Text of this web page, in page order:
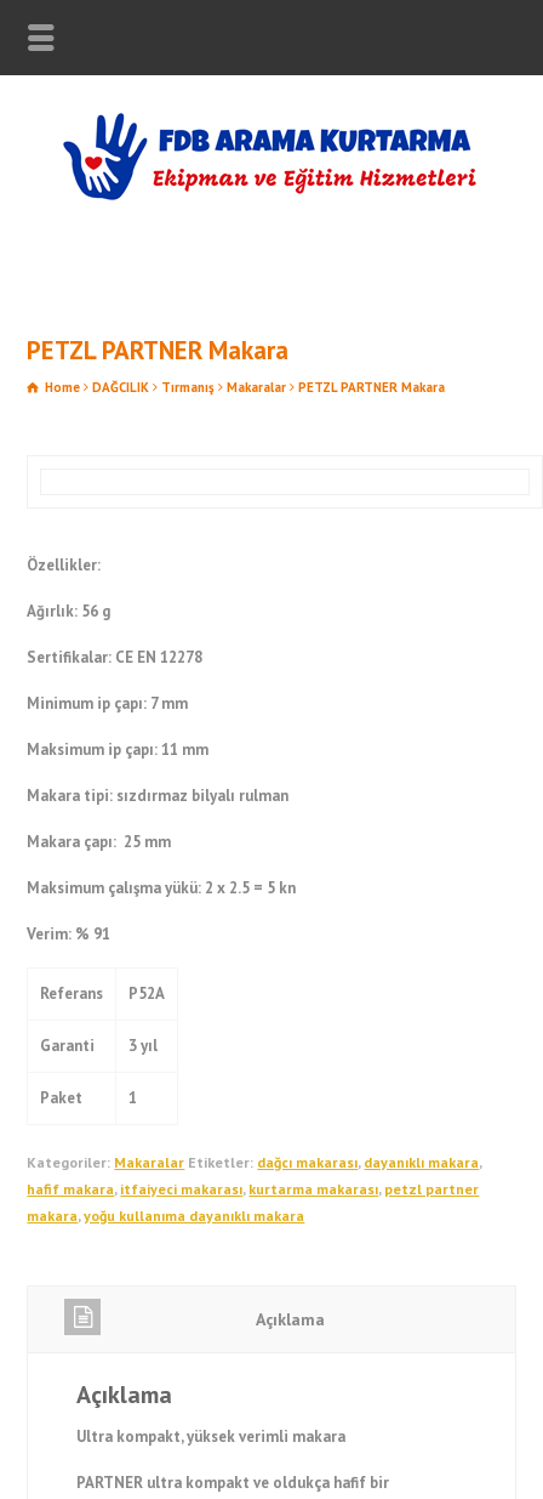
PETZL PARTNER Makara
Home DAĞCILIK Tırmanış Makaralar PETZL PARTNER Makara
Özellikler:
Ağırlık: 56 g
Sertifikalar: CE EN 12278
Minimum ip çapı: 7 mm
Maksimum ip çapı:11 mm
Makara tipi: sızdırmaz bilyalı rulman
Makara çapı: 25 mm
Maksimum çalışma yükü: 2 x 2.5 = 5 kn
Verim: % 91
Referans P52A
Garanti 3 yıl
Paket 1
Kategoriler: Makaralar Etiketler: dağcı makarası, dayanıklı makara,
hafif makara, itfaiyeci makarası, kurtarma makarası, petzl partner
makara,yoğu kullanıma dayanıklı makara
Açıklama
Açıklama
Ultra kompakt, yüksek verimli makara
PARTNER ultra kompakt ve oldukça hafif bir